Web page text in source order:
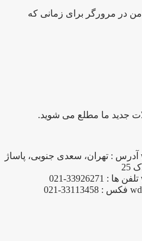
من در مرورگر برای زمانی که
جدید ما مطلع می شوید.
آدرس : تهران، سعدی جنوبی، پاساژ
تلفن ها : 33926271-021
فکس : 33113458-021